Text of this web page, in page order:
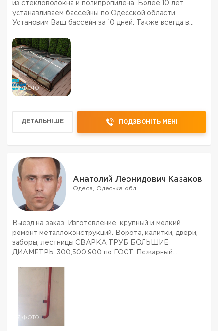
из стекловолокна и полипропилена. Более 10 лет
устанавливаем бассейны по Одесской области.
Установим Ваш бассейн за 10 дней. Также всегда в
бассейна. Установка раздвижных павильонов, защитных
накрытий, ...
2 ФОТО
ДЕТАЛЬНІШЕ ПОДЗВОНІТЬ МЕНІ
Анатолий Леонидович Казаков
Одеса, Одеська обл.
Выезд на заказ. Изготовление, крупный и мелкий
ремонт металлоконструкций. Ворота, калитки, двери,
заборы, лестницы СВАРКА ТРУБ БОЛЬШИЕ
ДИАМЕТРЫ 300,500,900 по ГОСТ. Пожарный
7 ФОТО